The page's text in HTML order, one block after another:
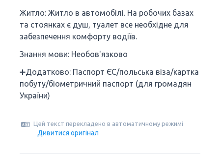
Житло: Житло в автомобілі. На робочих базах
та стоянках є душ, туалет все необхідне для
забезпечення комфорту водіїв.
Знання мови: Необов'язково
➕Додатково: Паспорт ЄС/польська віза/картка
побуту/біометричний паспорт (для громадян
України)
Цей текст перекладено в автоматичному режимі
Дивитися оригінал